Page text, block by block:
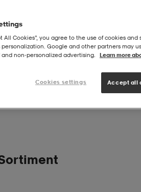
– Fynda utvalda favoriter till
All Cookies”, you agree to the use of cookies
Google and other partners may
non‑personalized advertising.
Learn more
Cookies settings Accept all